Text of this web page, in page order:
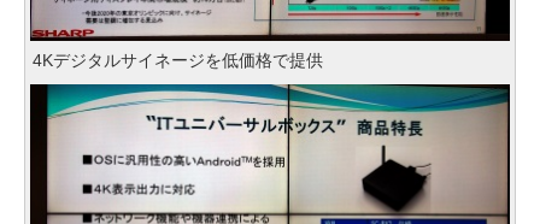
4Kデジタルサイネージを低価格で提供